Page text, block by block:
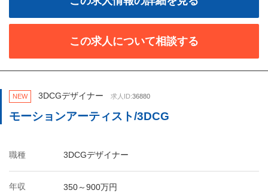
この求人について相談する
NEW 3DCGデザイナー 求人ID:36880
モーションアーティスト/3DCG
職種 3DCGデザイナー
年収 350～900万円